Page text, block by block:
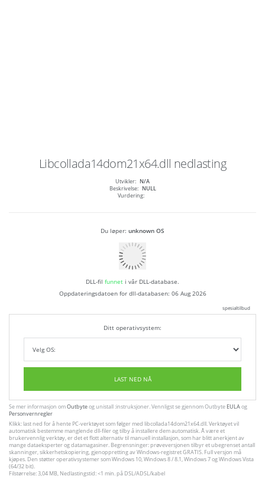
Libcollada14dom21x64.dll nedlasting
Utvikler: N/A
Beskrivelse: NULL
Vurdering:
Du løper: unknown OS
DLL-fil funnet i vår DLL-database.
Oppdateringsdatoen for dll-databasen: 06 Aug 2026
spesialtilbud
Ditt operativsystem:
LAST NED NÅ
Se mer informasjon omOutbyteog unistall :instruksjoner. Vennligst se gjennom Outbyte EULAog
Personvernregler
Klikk: last ned for å hente PC-verktøyet som følger med libcollada14dom21x64.dll. Verktøyet vil
automatisk bestemme manglende dll-filer og tilby å installere dem automatisk. Å være et
brukervennlig verktøy, er det et flott alternativ til manuell installasjon, som har blitt anerkjent av
mange dataeksperter og datamagasiner. Begrensninger: prøveversjonen tilbyr et ubegrenset antall
skanninger, sikkerhetskopiering, gjenoppretting av Windows-registret GRATIS. Full versjon må
kjøpes. Den støtter operativsystemer som Windows 10, Windows 8 / 8.1, Windows 7 og Windows Vista
(64/32 bit).
Filstørrelse: 3,04 MB, Nedlastingstid: <1 min. på DSL/ADSL/kabel